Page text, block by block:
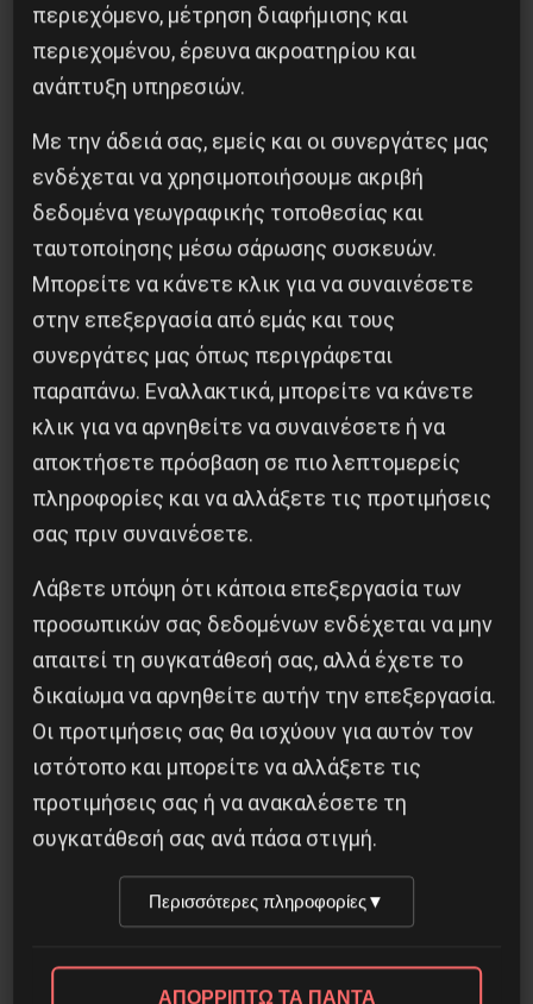
Το “μήνυμα” της Εαρινής Συνόδου του ΔΝΤ
14 Απριλίου 2019
ΒΙΒΛΙΟΠΑΡΟΥΣΙΑΣΗ: “Η ΕΡΓΑΤΙΚΗ ΤΑΞΗ ΣΤΗΝ
ΕΛΛΑΔΑ. ΑΠΟ ΤΗΝ ΠΡΩΤΗ ΣΥΓΚΡΟΤΗΣΗ
ΣΤΟΥΣ ΤΑΞΙΚΟΥΣ ΑΓΩΝΕΣ ΤΟΥ
ΜΕΣΟΠΟΛΕΜΟΥ”
7 Φεβρουαρίου 2016
περιεχόμενο, μέτρηση διαφήμισης και
περιεχομένου, έρευνα ακροατηρίου και
ανάπτυξη υπηρεσιών.
Με την άδειά σας, εμείς και οι συνεργάτες μας
ενδέχεται να χρησιμοποιήσουμε ακριβή
δεδομένα γεωγραφικής τοποθεσίας και
ταυτοποίησης μέσω σάρωσης συσκευών.
Μπορείτε να κάνετε κλικ για να συναινέσετε
στην επεξεργασία από εμάς και τους
συνεργάτες μας όπως περιγράφεται
παραπάνω. Εναλλακτικά, μπορείτε να κάνετε
κλικ για να αρνηθείτε να συναινέσετε ή να
αποκτήσετε πρόσβαση σε πιο λεπτομερείς
πληροφορίες και να αλλάξετε τις προτιμήσεις
σας πριν συναινέσετε.
Λάβετε υπόψη ότι κάποια επεξεργασία των
προσωπικών σας δεδομένων ενδέχεται να μην
απαιτεί τη συγκατάθεσή σας, αλλά έχετε το
δικαίωμα να αρνηθείτε αυτήν την επεξεργασία.
Οι προτιμήσεις σας θα ισχύουν για αυτόν τον
ιστότοπο και μπορείτε να αλλάξετε τις
προτιμήσεις σας ή να ανακαλέσετε τη
συγκατάθεσή σας ανά πάσα στιγμή.
Περισσότερες πληροφορίες▼
ΑΠΟΡΡΙΠΤΩ ΤΑ ΠΑΝΤΑ